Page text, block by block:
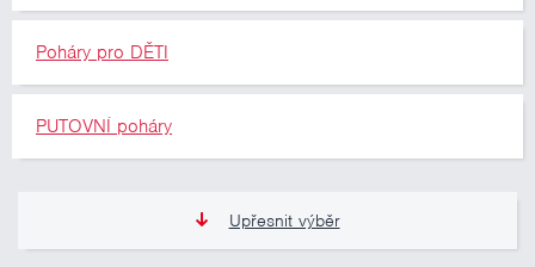
Poháry pro DĚTI
PUTOVNÍ poháry
Upřesnit výběr